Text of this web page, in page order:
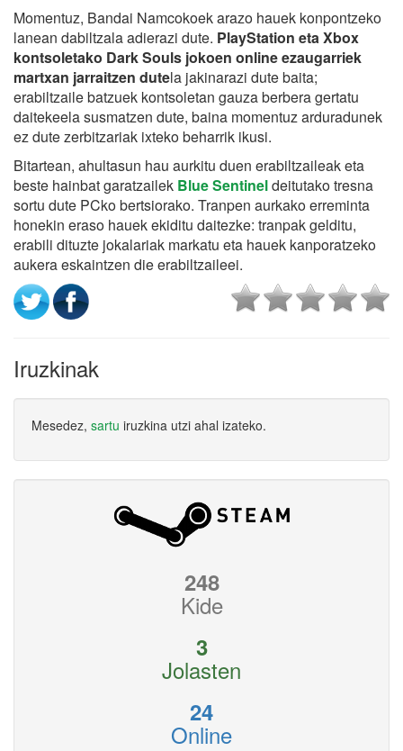
Momentuz, Bandai Namcokoek arazo hauek konpontzeko
lanean dabiltzala adierazi dute. PlayStation eta Xbox
kontsoletako Dark Souls jokoen online ezaugarriek
martxan jarraitzen dutela jakinarazi dute baita;
erabiltzaile batzuek kontsoletan gauza berbera gertatu
daitekeela susmatzen dute, baina momentuz arduradunek
ez dute zerbitzariak ixteko beharrik ikusi.
Bitartean, ahultasun hau aurkitu duen erabiltzaileak eta
beste hainbat garatzailek Blue Sentineldeitutako tresna
sortu dute PCko bertsiorako. Tranpen aurkako erreminta
honekin eraso hauek ekiditu daitezke: tranpak gelditu,
erabili dituzte jokalariak markatu eta hauek kanporatzeko
aukera eskaintzen die erabiltzaileei.
Iruzkinak
Mesedez, sartu iruzkina utzi ahal izateko.
248
Kide
3
Jolasten
24
Online